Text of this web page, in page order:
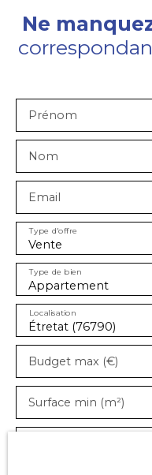
Ne
Prénom
Nom
Email
Vente
Type d'offre
Appartement
Type de bien
Étretat (76790)
Localisation
Budget max (€)
Surface min (m²)